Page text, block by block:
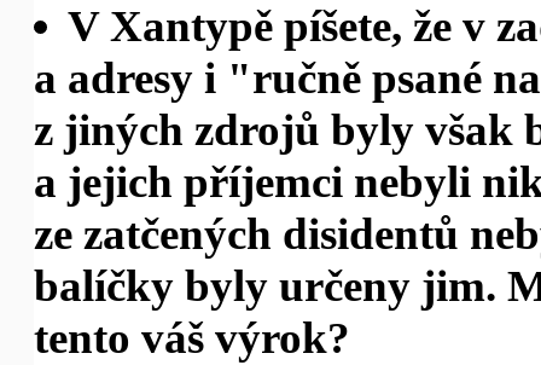
V Xantypě píšete, že v
a adresy i "ručně psané
z jiných zdrojů byly však
a jejich příjemci nebyli
ze zatčených disidentů
balíčky byly určeny jim.
tento váš výrok?